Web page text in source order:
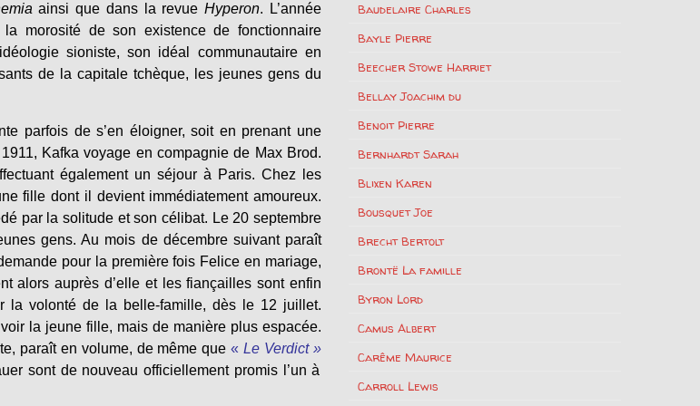
ainsi que dans la revueHyperon. L’année
morosité de son existence de fonctionnaire
sioniste, son idéal communautaire en
de la capitale tchèque, les jeunes gens du
parfois de s’en éloigner, soit en prenant une
Kafka voyage en compagnie de Max Brod.
également un séjour à Paris. Chez les
fille dont il devient immédiatement amoureux.
par la solitude et son célibat. Le 20 septembre
gens. Au mois de décembre suivant paraît
pour la première fois Felice en mariage,
alors auprès d’elle et les fiançailles sont enfin
la volonté de la belle-famille, dès le 12 juillet.
la jeune fille, mais de manière plus espacée.
paraît en volume, de même que «Le Verdict »
sont de nouveau officiellement promis l’un à
Baudelaire Charles
Bayle Pierre
Beecher Stowe Harriet
Bellay Joachim du
Benoit Pierre
Bernhardt Sarah
Blixen Karen
Bousquet Joe
Brecht Bertolt
Brontë La famille
Byron Lord
Camus Albert
Carême Maurice
Carroll Lewis